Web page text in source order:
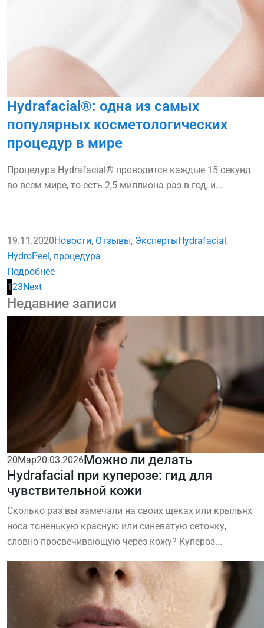
Hydrafacial®: одна из самых
популярных косметологических
процедур в мире
Процедура Hydrafacial® проводится каждые 15 секунд
во всем мире, то есть 2,5 миллиона раз в год, и...
19.11.2020Новости, Отзывы, ЭкспертыHydrafacial ,
HydroPeel , процедура
Подробнее
1 23Next
Недавние записи
20Мар20.03.2026Можно ли делать
Hydrafacial при куперозе: гид для
чувствительной кожи
Сколько раз вы замечали на своих щеках или крыльях
носа тоненькую красную или синеватую сеточку,
словно просвечивающую через кожу? Купероз...